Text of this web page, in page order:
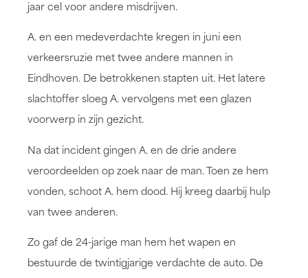
jaar cel voor andere misdrijven.
A. en een medeverdachte kregen in juni een
verkeersruzie met twee andere mannen in
Eindhoven. De betrokkenen stapten uit. Het latere
slachtoffer sloeg A. vervolgens met een glazen
voorwerp in zijn gezicht.
Na dat incident gingen A. en de drie andere
veroordeelden op zoek naar de man. Toen ze hem
vonden, schoot A. hem dood. Hij kreeg daarbij hulp
van twee anderen.
Zo gaf de 24-jarige man hem het wapen en
bestuurde de twintigjarige verdachte de auto. De